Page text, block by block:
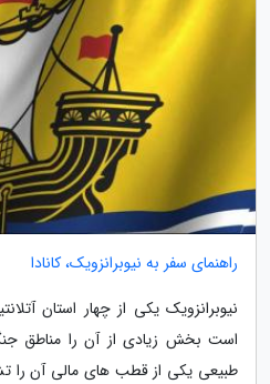
راهنمای سفر به نیوبرانزویک، کانادا
نیوبرانزویک یکی از چهار استان
است بخش زیادی از آن را مناطق
طبیعی یکی از قطب های مالی آن را